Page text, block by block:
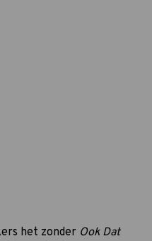
het zonder Ook Dat